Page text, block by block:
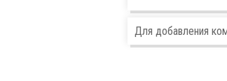
Для добавления